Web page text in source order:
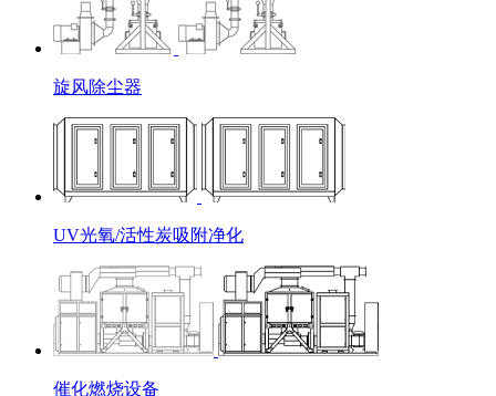
旋风除尘器
UV光氧/活性炭吸附净化
催化燃烧设备